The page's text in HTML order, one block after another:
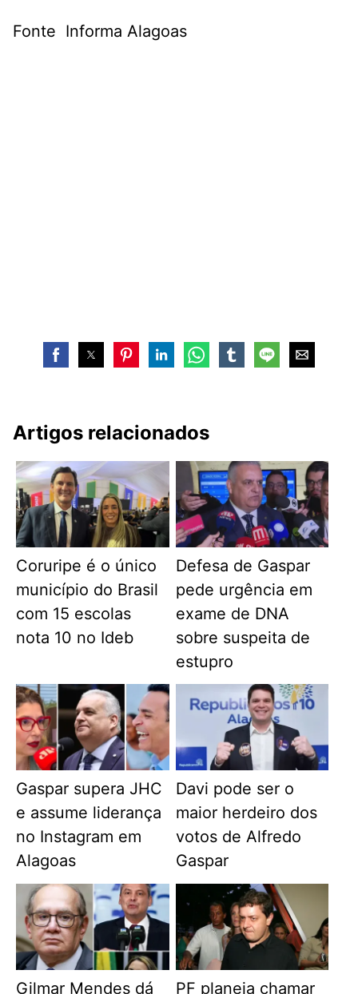
Fonte Informa Alagoas
Artigos relacionados
Coruripe é o único
município do Brasil
com 15 escolas
nota 10 no Ideb
Defesa de Gaspar
pede urgência em
exame de DNA
sobre suspeita de
estupro
Gaspar supera JHC
e assume liderança
no Instagram em
Alagoas
Davi pode ser o
maior herdeiro dos
votos de Alfredo
Gaspar
Gilmar Mendes dá
PF planeja chamar